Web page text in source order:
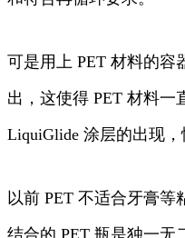
可是用上 PET 材料的容
出，这使得 PET 材料一
LiquiGlide 涂层的出现，
以前 PET 不适合牙膏等